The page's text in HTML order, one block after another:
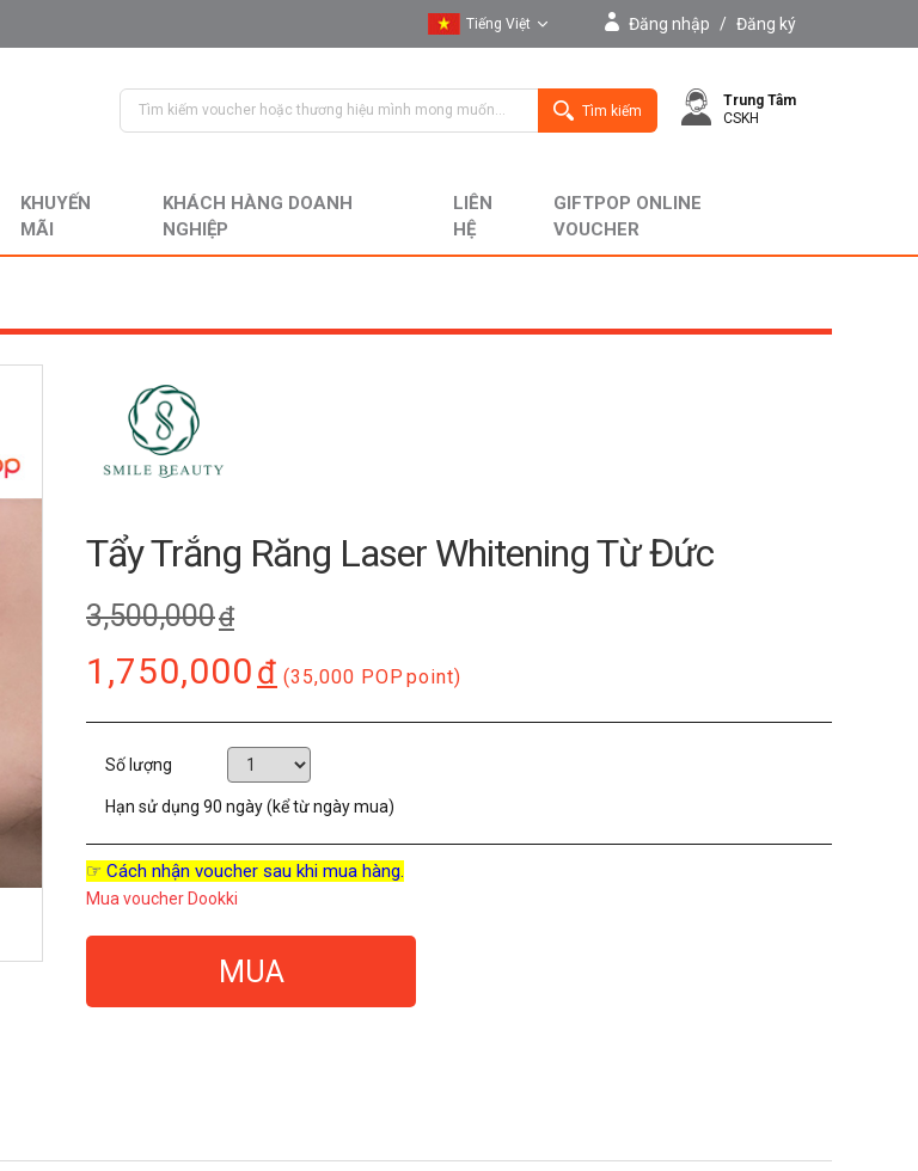
Tiếng Việt
English
Đăng nhập / Đăng ký
Tìm kiếm
Trung Tâm
CSKH
KHUYẾN
MÃI
KHÁCH HÀNG DOANH
NGHIỆP
LIÊN
HỆ
GIFTPOP ONLINE
VOUCHER
Tẩy Trắng Răng Laser Whitening Từ Đức
3,500,000đ
1,750,000đ (35,000 POP point)
Số lượng
Hạn sử dụng 90 ngày (kể từ ngày mua)
☞ Cách nhận voucher sau khi mua hàng.
Mua voucher Dookki
MUA